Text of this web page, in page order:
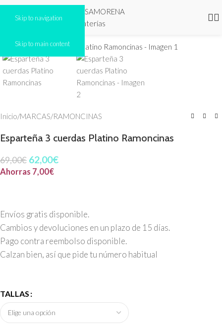
Skip to navigation
Skip to main content
Inicio/MARCAS/RAMONCINAS
Esparteña 3 cuerdas Platino Ramoncinas
69,00€ 62,00€
Ahorras 7,00€
Envíos gratis disponible.
Cambios y devoluciones en un plazo de 15 días.
Pago contra reembolso disponible.
Calzan bien, así que pide tu número habitual
TALLAS